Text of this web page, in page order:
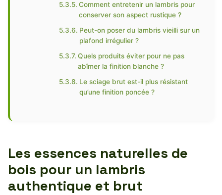
Comment entretenir un lambris pour
conserver son aspect rustique ?
Peut-on poser du lambris vieilli sur un
plafond irrégulier ?
Quels produits éviter pour ne pas
abîmer la finition blanche ?
Le sciage brut est-il plus résistant
qu’une finition poncée ?
Les essences naturelles de
bois pour un lambris
authentique et brut